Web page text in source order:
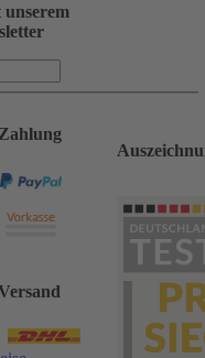
unserem
Zahlung